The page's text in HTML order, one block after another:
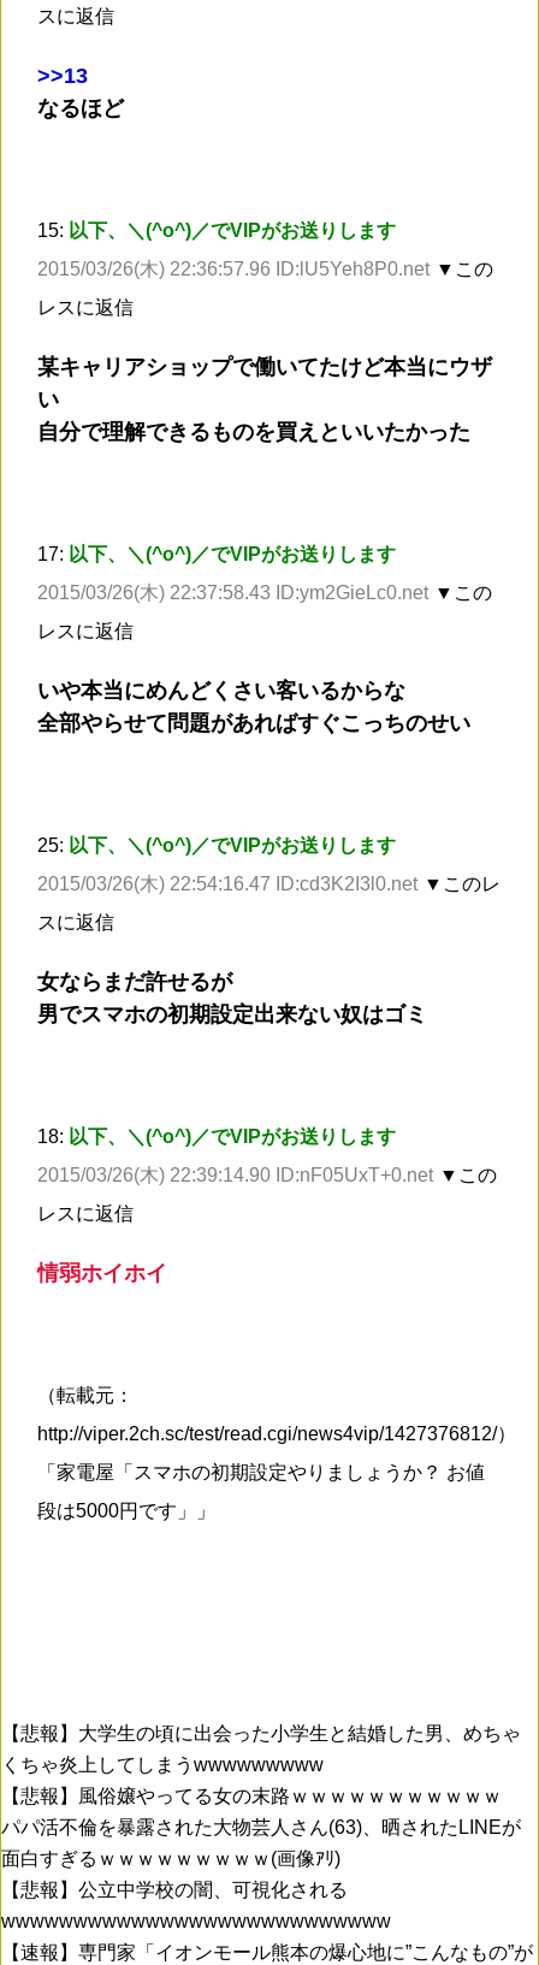
スに返信
>>13
なるほど
15: 以下、＼(^o^)／でVIPがお送りします
2015/03/26(木) 22:36:57.96 ID:lU5Yeh8P0.net ▼この
レスに返信
某キャリアショップで働いてたけど本当にウザ
い
自分で理解できるものを買えといいたかった
17: 以下、＼(^o^)／でVIPがお送りします
2015/03/26(木) 22:37:58.43 ID:ym2GieLc0.net ▼この
レスに返信
いや本当にめんどくさい客いるからな
全部やらせて問題があればすぐこっちのせい
25: 以下、＼(^o^)／でVIPがお送りします
2015/03/26(木) 22:54:16.47 ID:cd3K2I3l0.net ▼このレ
スに返信
女ならまだ許せるが
男でスマホの初期設定出来ない奴はゴミ
18: 以下、＼(^o^)／でVIPがお送りします
2015/03/26(木) 22:39:14.90 ID:nF05UxT+0.net ▼この
レスに返信
情弱ホイホイ
（転載元：
http://viper.2ch.sc/test/read.cgi/news4vip/1427376812/）
「家電屋「スマホの初期設定やりましょうか？ お値
段は5000円です」」
【悲報】大学生の頃に出会った小学生と結婚した男、めちゃ
くちゃ炎上してしまうwwwwwwwww
【悲報】風俗嬢やってる女の末路ｗｗｗｗｗｗｗｗｗｗｗ
パパ活不倫を暴露された大物芸人さん(63)、晒されたLINEが
面白すぎるｗｗｗｗｗｗｗｗｗ(画像ｱﾘ)
【悲報】公立中学校の闇、可視化される
wwwwwwwwwwwwwwwwwwwwwwwwwww
【速報】専門家「イオンモール熊本の爆心地に”こんなもの”が